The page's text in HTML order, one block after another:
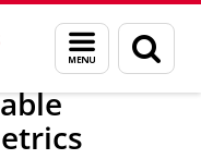
Menu
en
zoeken